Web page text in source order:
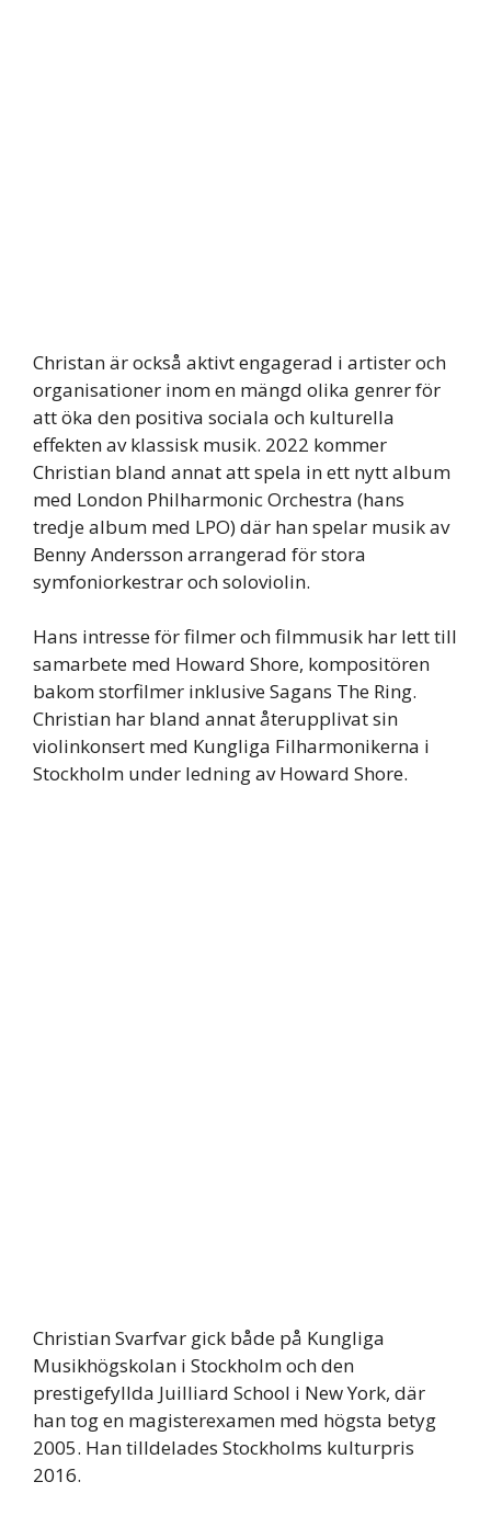
Christan är också aktivt engagerad i artister och
organisationer inom en mängd olika genrer för
att öka den positiva sociala och kulturella
effekten av klassisk musik. 2022 kommer
Christian bland annat att spela in ett nytt album
med London Philharmonic Orchestra (hans
tredje album med LPO) där han spelar musik av
Benny Andersson arrangerad för stora
symfoniorkestrar och soloviolin.
Hans intresse för filmer och filmmusik har lett till
samarbete med Howard Shore, kompositören
bakom storfilmer inklusive Sagans The Ring.
Christian har bland annat återupplivat sin
violinkonsert med Kungliga Filharmonikerna i
Stockholm under ledning av Howard Shore.
Christian Svarfvar gick både på Kungliga
Musikhögskolan i Stockholm och den
prestigefyllda Juilliard School i New York, där
han tog en magisterexamen med högsta betyg
2005. Han tilldelades Stockholms kulturpris
2016.